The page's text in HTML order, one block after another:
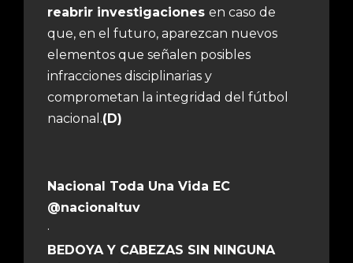
reabrir investigaciones en caso de
que, en el futuro, aparezcan nuevos
elementos que señalen posibles
infracciones disciplinarias y
comprometan la integridad del fútbol
nacional.(D)
Nacional Toda Una Vida EC
@nacionaltuv
·
BEDOYA Y CABEZAS SIN NINGUNA